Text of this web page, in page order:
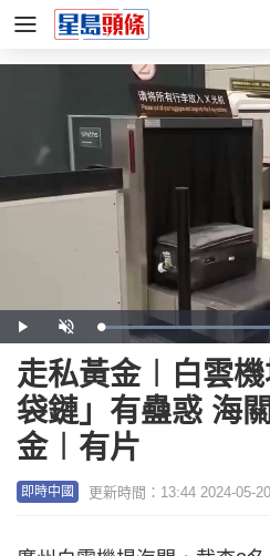
Play Unmute Loaded:
89.34%
走私黃金︱白雲
袋鏈」有蠱惑 海
金︱有片
即時中國 更新時間：13:44 2024-05-